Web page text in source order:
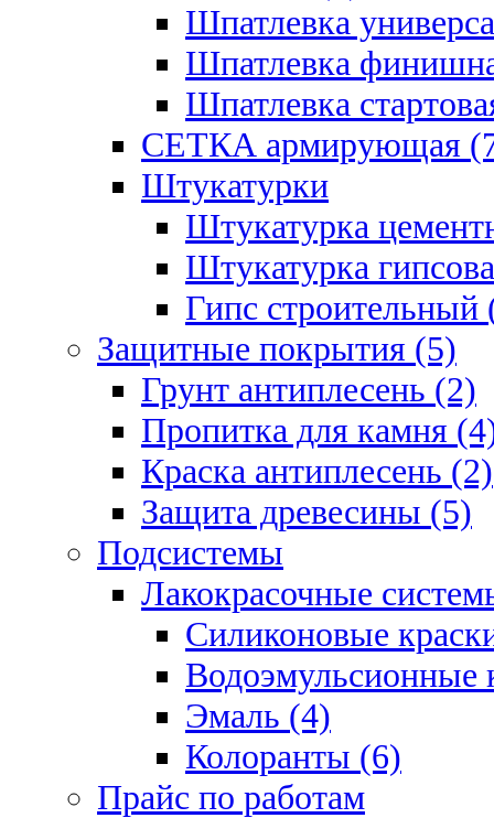
Шпатлевка
Шпатлевка
Шпатлевка
СЕТКА армирующая
Штукатурки
Штукатурка
Штукатурка
Гипс строительный
Защитные покрытия (5)
Грунт антиплесень (2)
Пропитка для камня
Краска антиплесень (2)
Защита древесины (5)
Подсистемы
Лакокрасочные
Силиконовые
Водоэмульсионные
Эмаль (4)
Колоранты (6)
Прайс по работам